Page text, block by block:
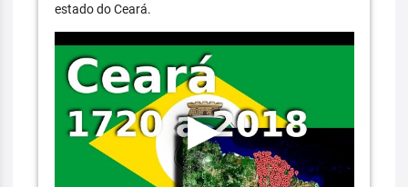
estado do Ceará.